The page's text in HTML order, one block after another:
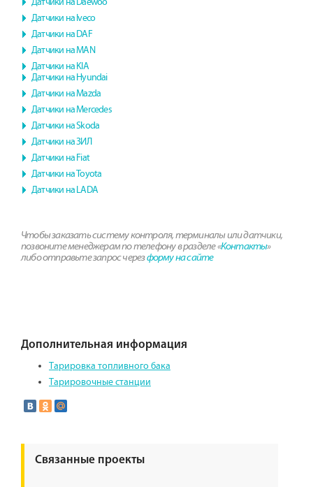
Датчики на Iveco
Датчики на DAF
Датчики на MAN
Датчики на KIA
Датчики на Hyundai
Датчики на Mazda
Датчики на Mercedes
Датчики на Skoda
Датчики на ЗИЛ
Датчики на Fiat
Датчики на Toyota
Датчики на LADA
Чтобы заказать систему контроля, терминалы или датчики,
позвоните менеджерам по телефону в разделе «Контакты»
либо отправьте запрос черезформу на сайте
Дополнительная информация
Тарировка топливного бака
Тарировочные станции
Связанные проекты